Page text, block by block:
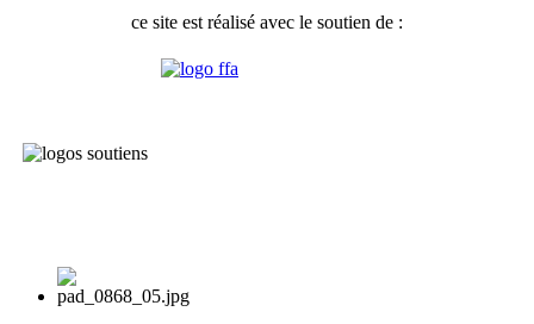
ce site est réalisé avec le soutien de :